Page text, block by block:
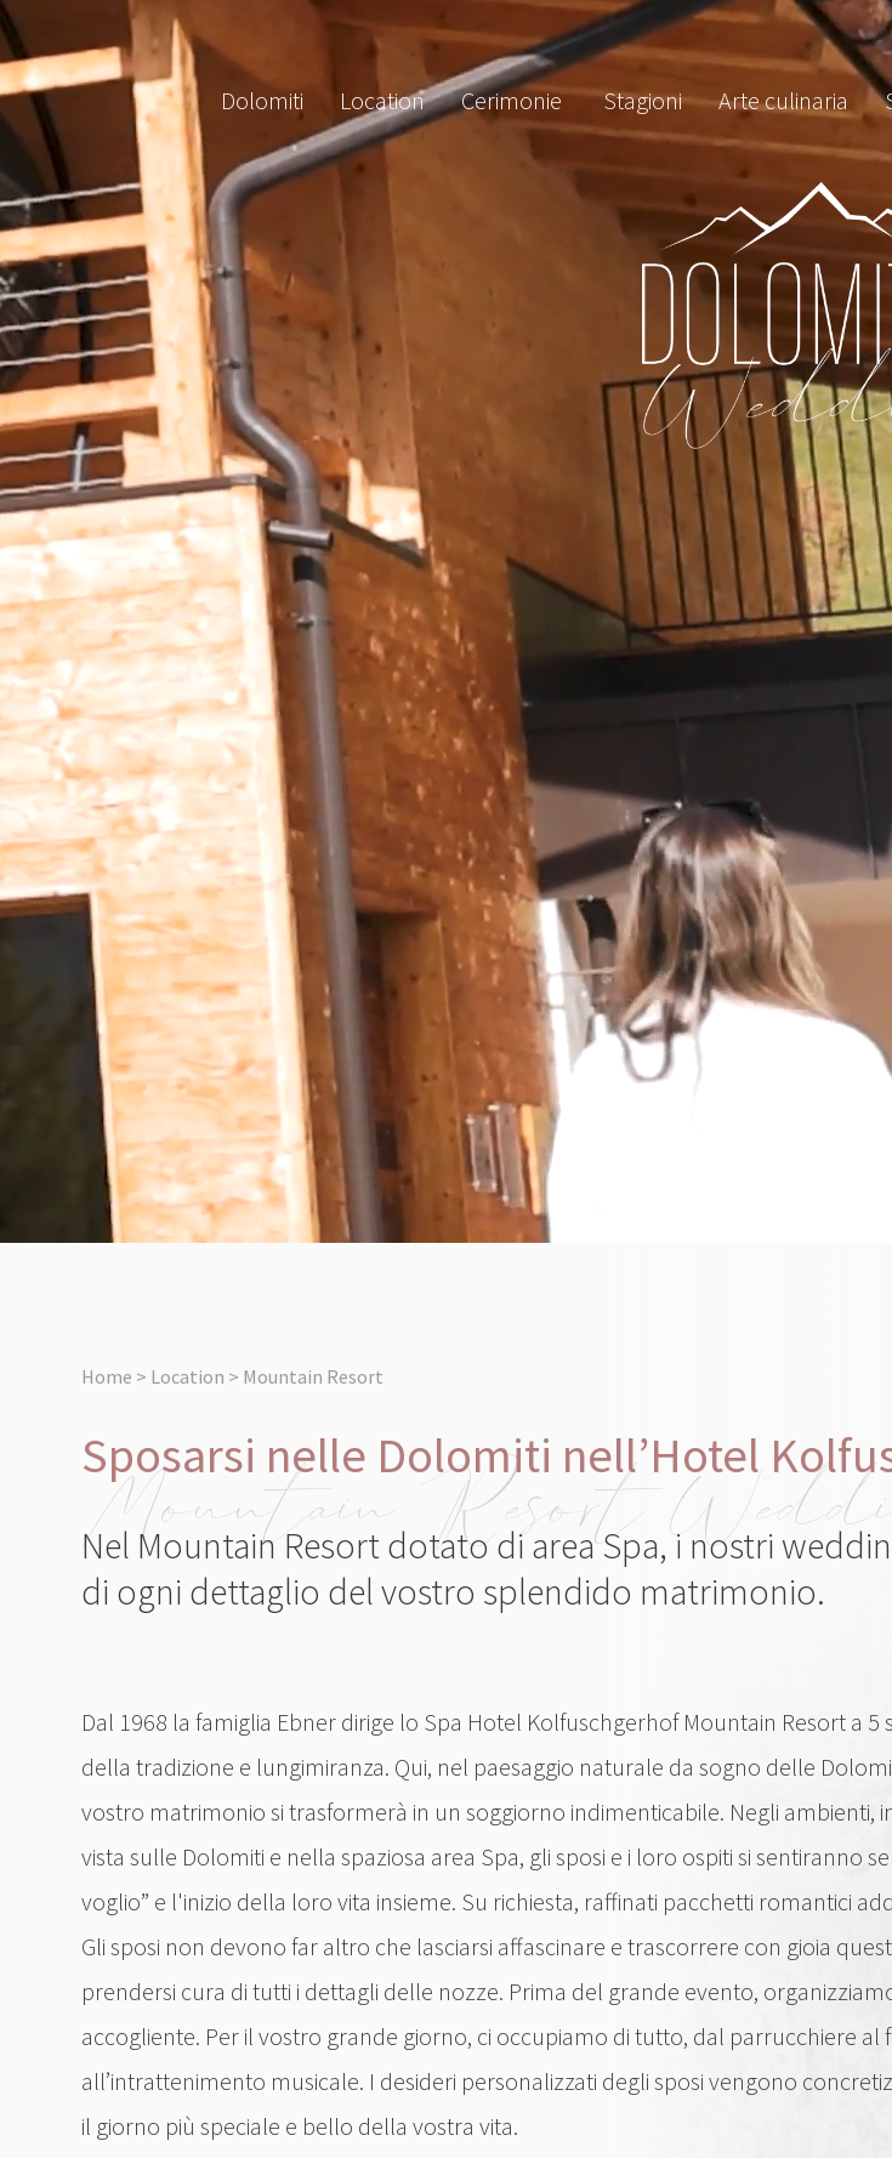
Dolomiti Location Cerimonie Stagioni Arte culinaria
Home > Location > Mountain Resort
Sposarsi nelle Dolomiti nell’Hotel
Nel Mountain Resort dotato di area Spa, i nostri
di ogni dettaglio del vostro splendido matrimonio.
Mountain Resort
Dal 1968 la famiglia Ebner dirige lo Spa Hotel Kolfuschgerhof Mountain Resort a
della tradizione e lungimiranza. Qui, nel paesaggio naturale da sogno delle
vostro matrimonio si trasformerà in un soggiorno indimenticabile. Negli
vista sulle Dolomiti e nella spaziosa area Spa, gli sposi e i loro ospiti si sentiranno
voglio” e l'inizio della loro vita insieme. Su richiesta, raffinati pacchetti romantici
Gli sposi non devono far altro che lasciarsi affascinare e trascorrere con gioia
prendersi cura di tutti i dettagli delle nozze. Prima del grande evento,
accogliente. Per il vostro grande giorno, ci occupiamo di tutto, dal parrucchiere
all’intrattenimento musicale. I desideri personalizzati degli sposi vengono
il giorno più speciale e bello della vostra vita.